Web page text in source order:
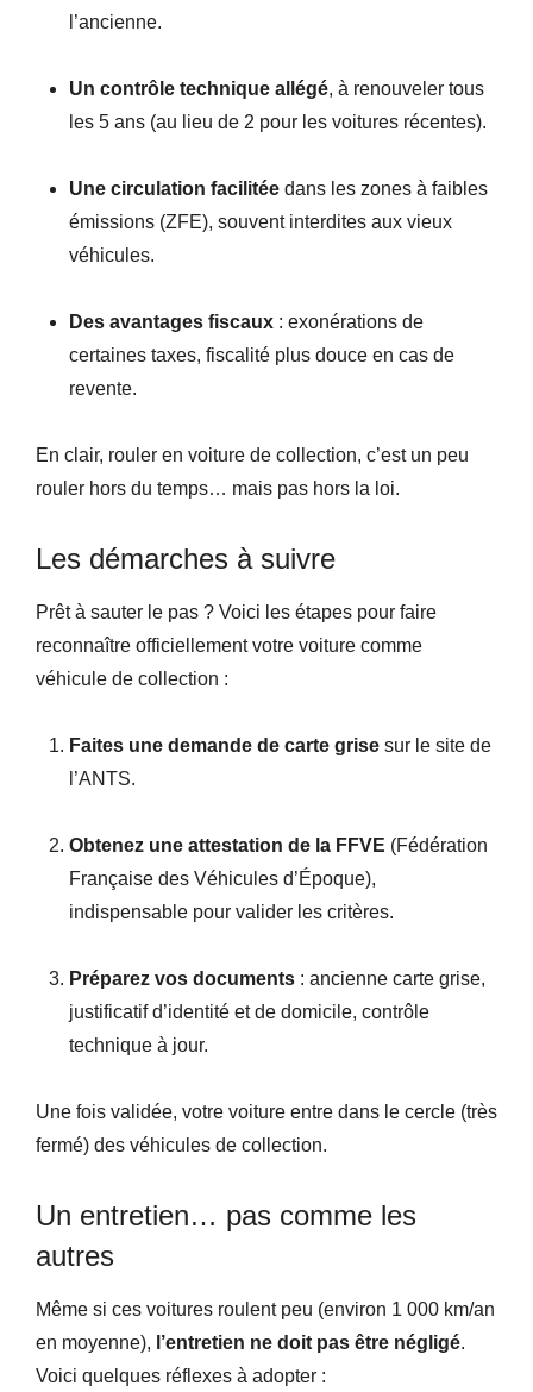
l’ancienne.
Un contrôle technique allégé, à renouveler tous
les 5 ans (au lieu de 2 pour les voitures récentes).
Une circulation facilitée dans les zones à faibles
émissions (ZFE), souvent interdites aux vieux
véhicules.
Des avantages fiscaux : exonérations de
certaines taxes, fiscalité plus douce en cas de
revente.
En clair, rouler en voiture de collection, c’est un peu
rouler hors du temps… mais pas hors la loi.
Les démarches à suivre
Prêt à sauter le pas ? Voici les étapes pour faire
reconnaître officiellement votre voiture comme
véhicule de collection :
Faites une demande de carte grise sur le site de
l’ANTS.
Obtenez une attestation de la FFVE (Fédération
Française des Véhicules d’Époque),
indispensable pour valider les critères.
Préparez vos documents : ancienne carte grise,
justificatif d’identité et de domicile, contrôle
technique à jour.
Une fois validée, votre voiture entre dans le cercle (très
fermé) des véhicules de collection.
Un entretien… pas comme les
autres
Même si ces voitures roulent peu (environ 1 000 km/an
en moyenne), l’entretien ne doit pas être négligé.
Voici quelques réflexes à adopter :